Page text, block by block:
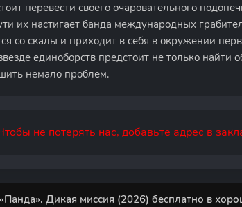
перевести своего очаровательного
их настигает банда международных
со скалы и приходит в себя в окружении
единоборств предстоит не только найти
немало проблем.
не потерять нас, добавьте адрес в
Дикая миссия (2026) бесплатно в